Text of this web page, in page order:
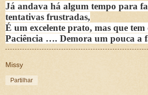
Já andava há algum tempo para
tentativas frustradas,
É um excelente prato, mas que tem
Paciência …. Demora um pouca a
Missy
Partilhar